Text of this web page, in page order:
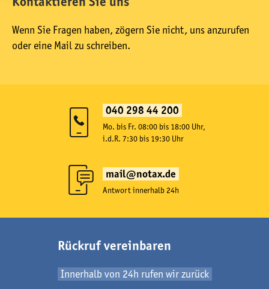
Wenn Sie Fragen haben, zögern Sie nicht, uns anzurufen
oder eine Mail zu schreiben.
040 298 44 200
Mo. bis Fr. 08:00 bis 18:00 Uhr,
i.d.R. 7:30 bis 19:30 Uhr
mail@notax.de
Antwort innerhalb 24h
Rückruf vereinbaren
Innerhalb von 24h rufen wir zurück